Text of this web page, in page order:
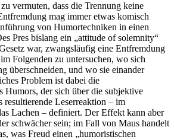
vermuten, dass die Trennung keine
mag immer etwas komisch
von Humortechniken in einen
Pres bislang ein „attitude of solemnity“
war, zwangsläufig eine Entfremdung
Folgenden zu untersuchen, wo sich
überschneiden, und wo sie einander
Problem ist dabei die
Humors, der sich über die subjektive
resultierende Leserreaktion – im
Lachen – definiert. Der Effekt kann aber
schwächer sein; im Fall von Maus handelt
was Freud einen „humoristischen